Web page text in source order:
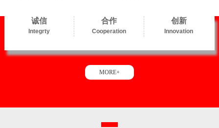
诚信
Integrty
合作
Cooperation
创新
Innovation
MORE+